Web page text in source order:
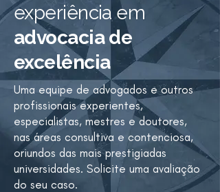
experiência em
advocacia de
excelência
Uma equipe de advogados e outros
profissionais experientes,
especialistas, mestres e doutores,
nas áreas consultiva e contenciosa,
oriundos das mais prestigiadas
universidades. Solicite uma avaliação
do seu caso.